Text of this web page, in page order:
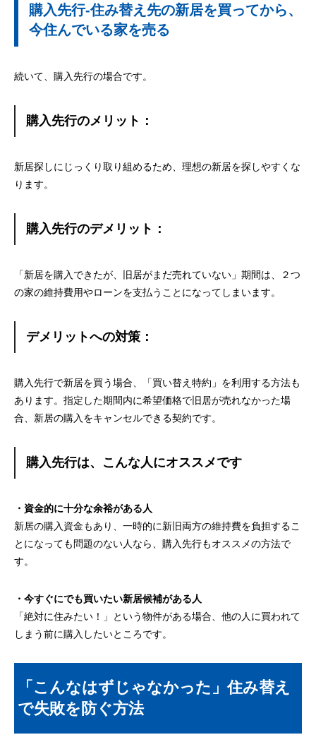
購入先行-住み替え先の新居を買ってから、
今住んでいる家を売る
続いて、購入先行の場合です。
購入先行のメリット：
新居探しにじっくり取り組めるため、理想の新居を探しやすくな
ります。
購入先行のデメリット：
「新居を購入できたが、旧居がまだ売れていない」期間は、２つ
の家の維持費用やローンを支払うことになってしまいます。
デメリットへの対策：
購入先行で新居を買う場合、「買い替え特約」を利用する方法も
あります。指定した期間内に希望価格で旧居が売れなかった場
合、新居の購入をキャンセルできる契約です。
購入先行は、こんな人にオススメです
・資金的に十分な余裕がある人
新居の購入資金もあり、一時的に新旧両方の維持費を負担するこ
とになっても問題のない人なら、購入先行もオススメの方法で
す。
・今すぐにでも買いたい新居候補がある人
「絶対に住みたい！」という物件がある場合、他の人に買われて
しまう前に購入したいところです。
「こんなはずじゃなかった」住み替え
で失敗を防ぐ方法